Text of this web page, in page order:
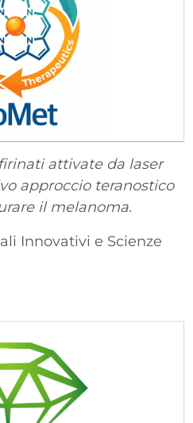
attivate da laser
approccio teranostico
il melanoma.
Innovativi e Scienze